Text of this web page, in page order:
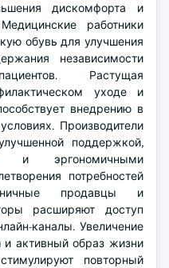
дискомфорта и
работники
обувь для улучшения
независимости
Растущая
уходе и
внедрению в
Производители
поддержкой,
и эргономичными
потребностей
продавцы и
расширяют доступ
каналы. Увеличение
и активный образ жизни
повторный